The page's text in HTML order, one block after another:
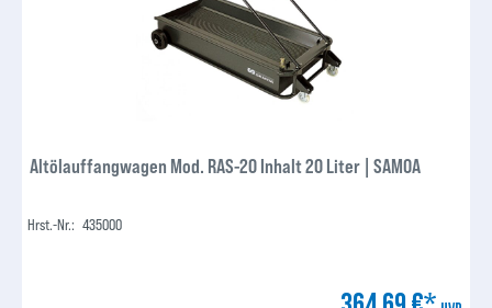
Altölauffangwagen Mod. RAS-20 Inhalt 20 Liter | SAMOA
Hrst.-Nr.: 435000